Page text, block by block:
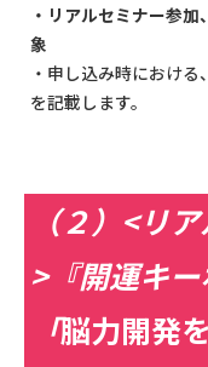
・リアルセミナー参
象
・申し込み時におけ
を記載します。
（２）<リ
>『開運キ
「脳力開発